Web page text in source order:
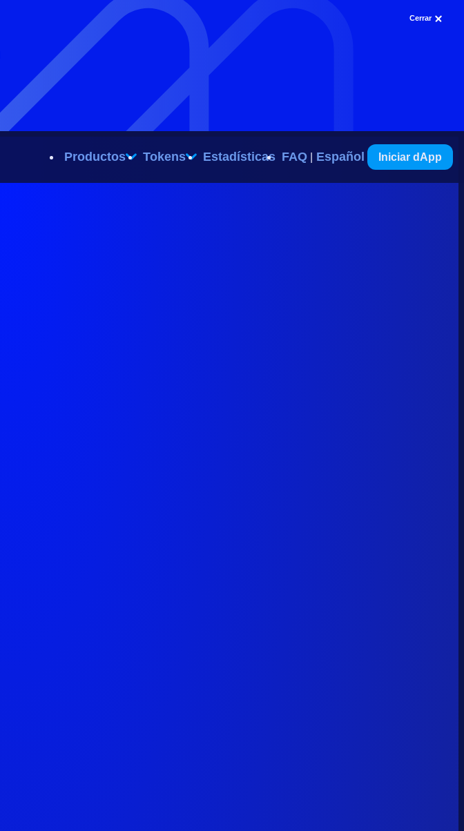
Cerrar
Productos Tokens Estadísticas FAQ Español Iniciar dApp